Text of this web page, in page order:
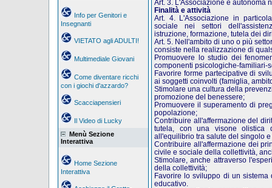
Info per Genitori e
Insegnanti
VIETATO agli ADULTI!
Multimediale Giovani
Come diventare ricchi
con i giochi d'azzardo?
Scacciapensieri
Il Video di Lucky
Menù Sezione
Interattiva
Home Sezione
Interattiva
Art. 3. L'Associazione è autonoma
Finalità e attività
Art. 4. L'Associazione in
sociale nei settori
istruzione, formazione, tutela dei
Art. 5. Nell'ambito di uno o più
consiste nella realizzazione di
Promuovere lo studio dei
componenti psicologiche-familiari-
Favorire forme partecipative di
ai soggetti coinvolti (famiglia,
Stimolare una cultura della
promozione del benessere;
Promuovere il superamento di
popolazione;
Contribuire all'affermazione del
tutela, con una visone olistica
all'equilibrio tra salute del singolo
Contribuire all'affermazione dei
civile e sociale della collettività,
Stimolare, anche attraverso
della collettività;
Favorire lo sviluppo di un sistema
educativo.